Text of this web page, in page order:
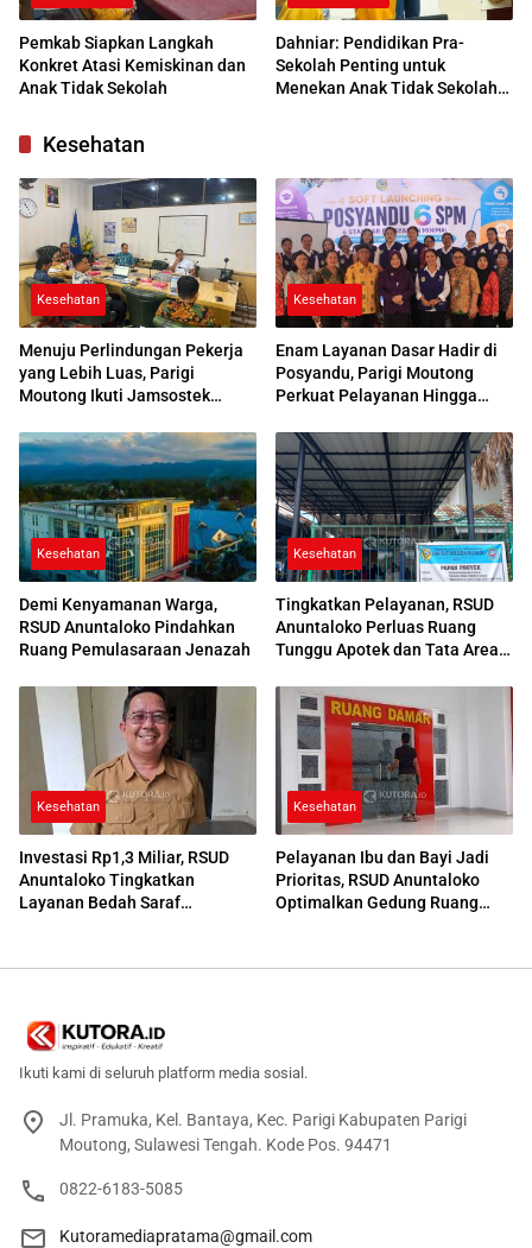
Pemkab Siapkan Langkah
Konkret Atasi Kemiskinan dan
Anak Tidak Sekolah
Dahniar: Pendidikan Pra-
Sekolah Penting untuk
Menekan Anak Tidak Sekolah
Kesehatan
Kesehatan
Menuju Perlindungan Pekerja
yang Lebih Luas, Parigi
Moutong Ikuti Jamsostek
Kesehatan
Enam Layanan Dasar Hadir di
Posyandu, Parigi Moutong
Perkuat Pelayanan Hingga
Kesehatan
Demi Kenyamanan Warga,
RSUD Anuntaloko Pindahkan
Ruang Pemulasaraan Jenazah
Kesehatan
Tingkatkan Pelayanan, RSUD
Anuntaloko Perluas Ruang
Tunggu Apotek dan Tata Area
Kesehatan
Investasi Rp1,3 Miliar, RSUD
Anuntaloko Tingkatkan
Layanan Bedah Saraf
Kesehatan
Pelayanan Ibu dan Bayi Jadi
Prioritas, RSUD Anuntaloko
Optimalkan Gedung Ruang
Ikuti kami di seluruh platform media sosial.
Jl. Pramuka, Kel. Bantaya, Kec. Parigi Kabupaten Parigi
Moutong, Sulawesi Tengah. Kode Pos. 94471
0822-6183-5085
Kutoramediapratama@gmail.com